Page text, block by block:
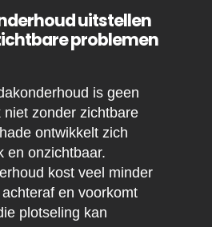
uitstellen
problemen
is geen
zonder zichtbare
ontwikkelt zich
en onzichtbaar.
kost veel minder
en voorkomt
plotseling kan